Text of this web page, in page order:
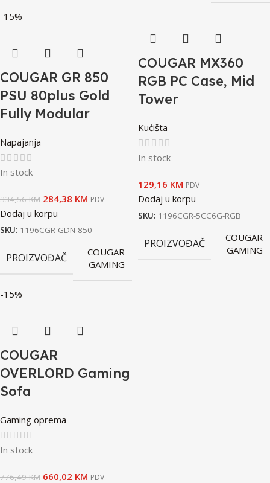
-15%
COUGAR GR 850
PSU 80plus Gold
Fully Modular
Napajanja
In stock
334,56KM 284,38 KM PDV
Dodaj u korpu
SKU: 1196CGR GDN-850
PROIZVOĐAČ
COUGAR
GAMING
COUGAR MX360
RGB PC Case, Mid
Tower
Kućišta
In stock
129,16 KM PDV
Dodaj u korpu
SKU: 1196CGR-5CC6G-RGB
PROIZVOĐAČ
COUGAR
GAMING
-15%
COUGAR
OVERLORD Gaming
Sofa
Gaming oprema
In stock
776,49KM 660,02 KM PDV